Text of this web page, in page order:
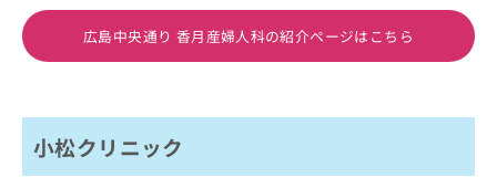
広島中央通り 香月産婦人科の紹介ページはこちら
小松クリニック